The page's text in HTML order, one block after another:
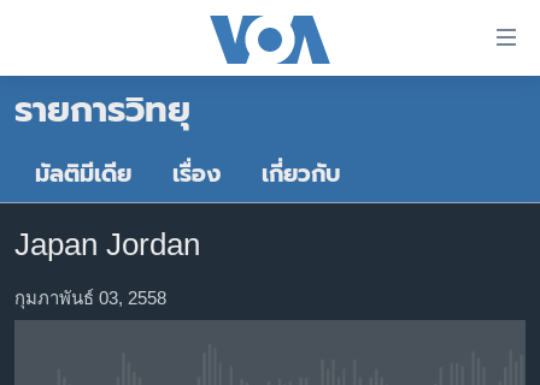
ต่อ
เนื้อหา
ข้าม
หน้า
หน้าหลัก
โลก
เอเชีย
สหรัฐฯ
ไทย
รายการวิทยุ
มัลติมีเดีย เรื่อง เกี่ยวกับ
Japan Jordan
กุมภาพันธ์ 03, 2558